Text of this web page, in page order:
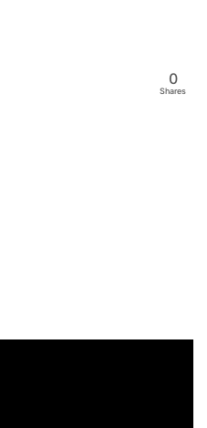
0
Shares